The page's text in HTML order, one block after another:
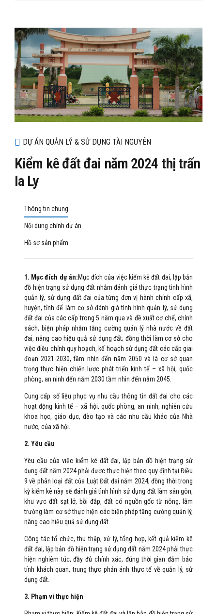
DỰ ÁN QUẢN LÝ & SỬ DỤNG TÀI NGUYÊN
Kiểm kê đất đai năm 2024 thị trấn
Ia Ly
Thông tin chung
Nội dung chính dự án
Hồ sơ sản phẩm
1. Mục đích dự án:Mục đích của việc kiểm kê đất đai, lập bản
đồ hiện trạng sử dụng đất nhằm đánh giá thực trạng tình hình
quản lý, sử dụng đất đai của từng đơn vị hành chính cấp xã,
huyện, tỉnh để làm cơ sở đánh giá tình hình quản lý, sử dụng
đất đai của các cấp trong 5 năm qua và đề xuất cơ chế, chính
sách, biện pháp nhằm tăng cường quản lý nhà nước về đất
đai, nâng cao hiệu quả sử dụng đất; đồng thời làm cơ sở cho
việc điều chỉnh quy hoạch, kế hoạch sử dụng đất các cấp giai
đoạn 2021-2030, tầm nhìn đến năm 2050 và là cơ sở quan
trọng thực hiện chiến lược phát triển kinh tế – xã hội, quốc
phòng, an ninh đến năm 2030 tầm nhìn đến năm 2045.
Cung cấp số liệu phục vụ nhu cầu thông tin đất đai cho các
hoạt động kinh tế – xã hội, quốc phòng, an ninh, nghiên cứu
khoa học, giáo dục, đào tạo và các nhu cầu khác của Nhà
nước, của xã hội.
2. Yêu cầu
Yêu cầu của việc kiểm kê đất đai, lập bản đồ hiện trạng sử
dụng đất năm 2024 phải được thực hiện theo quy định tại Điều
9 về phân loại đất của Luật Đất đai năm 2024, đồng thời trong
kỳ kiểm kê này sẽ đánh giá tình hình sử dụng đất làm sân gôn,
khu vực đất sạt lở, bồi đắp, đất có nguồn gốc từ nông, lâm
trường làm cơ sở thực hiện các biện pháp tăng cường quản lý,
nâng cao hiệu quả sử dụng đất.
Công tác tổ chức, thu thập, xử lý, tổng hợp, kết quả kiểm kê
đất đai, lập bản đồ hiện trạng sử dụng đất năm 2024 phải thực
hiện nghiêm túc, đầy đủ chính xác, đúng thời gian đảm bảo
tính khách quan, trung thực phản ánh thực tế về quản lý, sử
dụng đất.
3. Phạm vi thực hiện